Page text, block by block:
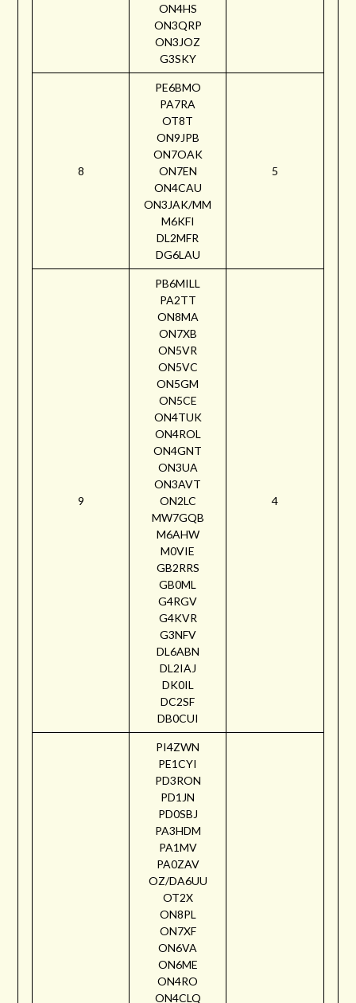
ON4HS
ON3QRP
ON3JOZ
G3SKY
8
PE6BMO
PA7RA
OT8T
ON9JPB
ON7OAK
ON7EN
ON4CAU
ON3JAK/MM
M6KFI
DL2MFR
DG6LAU
5
9
PB6MILL
PA2TT
ON8MA
ON7XB
ON5VR
ON5VC
ON5GM
ON5CE
ON4TUK
ON4ROL
ON4GNT
ON3UA
ON3AVT
ON2LC
MW7GQB
M6AHW
M0VIE
GB2RRS
GB0ML
G4RGV
G4KVR
G3NFV
DL6ABN
DL2IAJ
DK0IL
DC2SF
DB0CUI
4
PI4ZWN
PE1CYI
PD3RON
PD1JN
PD0SBJ
PA3HDM
PA1MV
PA0ZAV
OZ/DA6UU
OT2X
ON8PL
ON7XF
ON6VA
ON6ME
ON4RO
ON4CLQ